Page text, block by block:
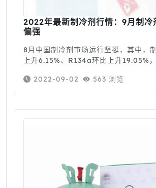
2022年最新制冷剂行情：9月制冷
偏强
8月中国制冷剂市场运行坚挺，其中，
上升6.15%、R134a环比上升19.05%
价格区间波动、环比均价维稳。供应及
动，相关型号制冷剂价格上涨。9月，
2022-09-02 563 浏览